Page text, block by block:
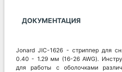
ДОКУМЕНТАЦИЯ
Jonard JIC-1626 - стриппер для
0.40 - 1.29 мм (16-26 AWG).
для работы с оболочками